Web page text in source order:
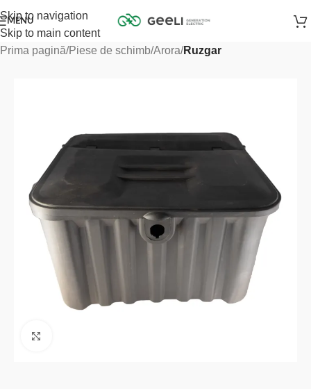
Skip to navigation
Skip to main content
MENU
Prima pagină Piese de schimb Arora Ruzgar